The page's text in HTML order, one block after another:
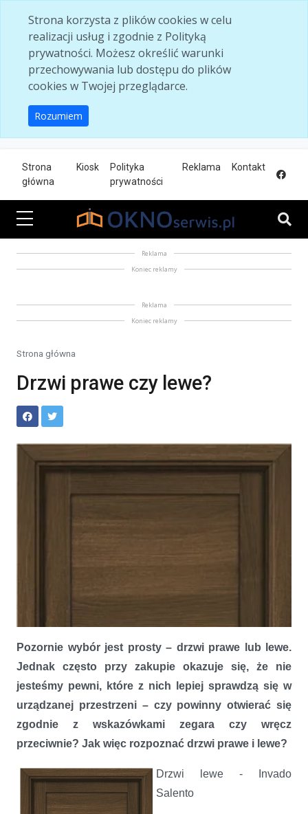
Strona korzysta z plików cookies w celu
realizacji usług i zgodnie z Polityką
prywatności. Możesz określić warunki
przechowywania lub dostępu do plików
cookies w Twojej przeglądarce.
Rozumiem
Strona
główna
Kiosk
Polityka
prywatności
Reklama Kontakt
Reklama
Koniec reklamy
Reklama
Koniec reklamy
Strona główna
Drzwi prawe czy lewe?
Pozornie wybór jest prosty – drzwi prawe lub lewe.
Jednak często przy zakupie okazuje się, że nie
jesteśmy pewni, które z nich lepiej sprawdzą się w
urządzanej przestrzeni – czy powinny otwierać się
zgodnie z wskazówkami zegara czy wręcz
przeciwnie? Jak więc rozpoznać drzwi prawe i lewe?
Drzwi lewe - Invado
Salento